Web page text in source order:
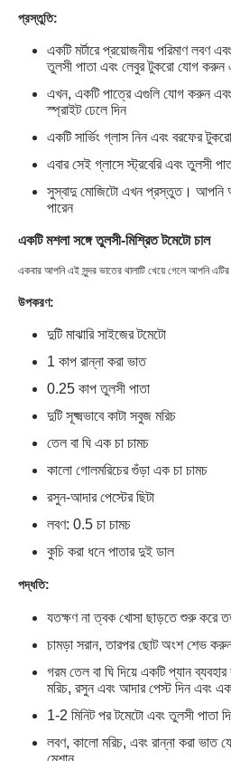
প্রস্তুতি:
একটি মর্টারে প্রয়োজনীয় পরিমাণ লবণ
তুলসী পাতা এবং লেবুর টুকরো যোগ
এখন, একটি পাত্রে এগুলি যোগ করুন এবং
স্প্রাইট ঢেলে দিন
একটি সার্ভিং গ্লাস নিন এবং বরফের
এবার সেই গ্লাসে স্ট্রবেরি এবং তুলসী
সুস্বাদু মোজিটো এখন প্রস্তুত। আপনি
পারেন
একটি মশলা সঙ্গে তুলসী-মিশ্রিত টমেটো চাল
একবার আপনি এই সুন্দর ভাতের থালাটি খেয়ে গেলে আপনি
উপকরণ:
দুটি মাঝারি সাইজের টমেটো
1 কাপ রান্না করা ভাত
0.25 কাপ তুলসী পাতা
দুটি সূক্ষ্মভাবে কাটা সবুজ মরিচ
তেল বা ঘি এক চা চামচ
কালো গোলমরিচের গুঁড়া এক চা চামচ
রসুন-আদার পেস্টের ছিটা
লবণ: 0.5 চা চামচ
কুচি করা ধনে পাতার দুই ডাল
পদ্ধতি:
যতক্ষণ না ত্বক খোসা ছাড়তে শুরু করে
চামড়া সরান, তারপর ছোট অংশ শেভ
গরম তেল বা ঘি দিয়ে একটি প্যান
মরিচ, রসুন এবং আদার পেস্ট দিন এবং
1-2 মিনিট পর টমেটো এবং তুলসী পাতা
লবণ, কালো মরিচ, এবং রান্না করা ভাত